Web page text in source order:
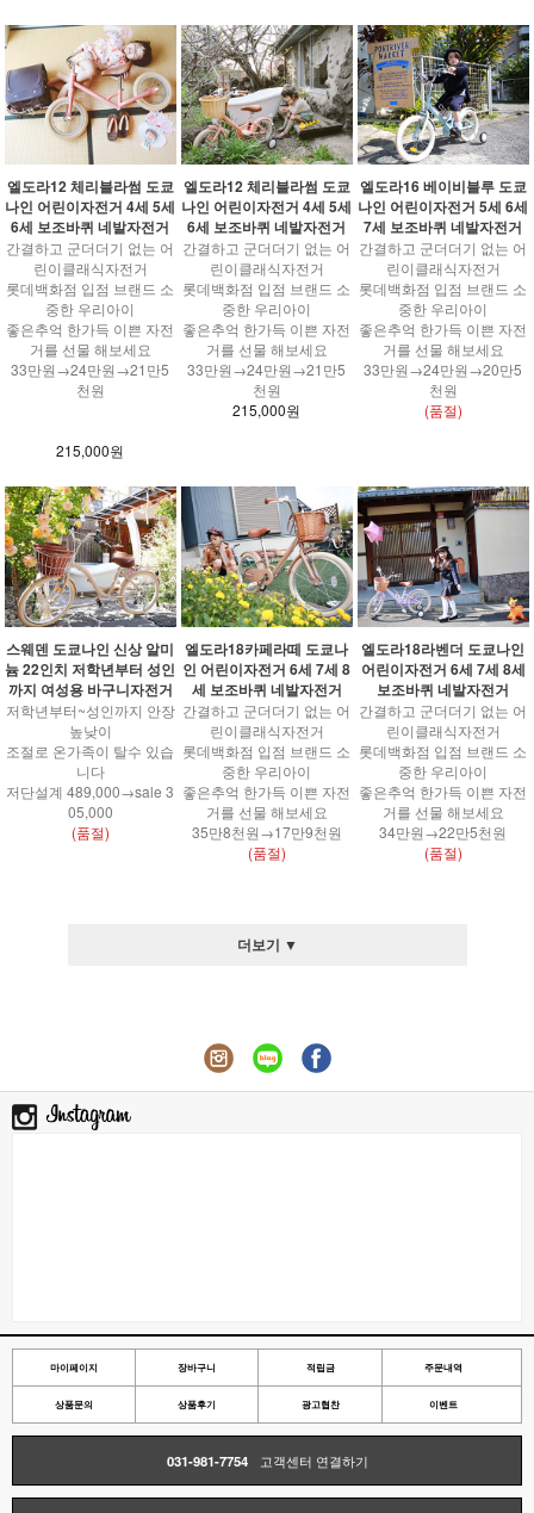
엘도라12 체리블라썸 도쿄
나인 어린이자전거 4세 5세
6세 보조바퀴 네발자전거
간결하고 군더더기 없는 어
린이클래식자전거
롯데백화점 입점 브랜드 소
중한 우리아이
좋은추억 한가득 이쁜 자전
거를 선물 해보세요
33만원→24만원→21만5
천원
215,000원
엘도라12 체리블라썸 도쿄
나인 어린이자전거 4세 5세
6세 보조바퀴 네발자전거
간결하고 군더더기 없는 어
린이클래식자전거
롯데백화점 입점 브랜드 소
중한 우리아이
좋은추억 한가득 이쁜 자전
거를 선물 해보세요
33만원→24만원→21만5
천원
215,000원
엘도라16 베이비블루 도쿄
나인 어린이자전거 5세 6세
7세 보조바퀴 네발자전거
간결하고 군더더기 없는 어
린이클래식자전거
롯데백화점 입점 브랜드 소
중한 우리아이
좋은추억 한가득 이쁜 자전
거를 선물 해보세요
33만원→24만원→20만5
천원
(품절)
스웨덴 도쿄나인 신상 알미
늄 22인치 저학년부터 성인
까지 여성용 바구니자전거
저학년부터~성인까지 안장
높낮이
조절로 온가족이 탈수 있습
니다
저단설계 489,000→sale 3
05,000
(품절)
엘도라18카페라떼 도쿄나
인 어린이자전거 6세 7세 8
세 보조바퀴 네발자전거
간결하고 군더더기 없는 어
린이클래식자전거
롯데백화점 입점 브랜드 소
중한 우리아이
좋은추억 한가득 이쁜 자전
거를 선물 해보세요
35만8천원→17만9천원
(품절)
엘도라18라벤더 도쿄나인
어린이자전거 6세 7세 8세
보조바퀴 네발자전거
간결하고 군더더기 없는 어
린이클래식자전거
롯데백화점 입점 브랜드 소
중한 우리아이
좋은추억 한가득 이쁜 자전
거를 선물 해보세요
34만원→22만5천원
(품절)
더보기 ▼
마이페이지 장바구니 적립금 주문내역
상품문의 상품후기 광고협찬 이벤트
031-981-7754 고객센터 연결하기